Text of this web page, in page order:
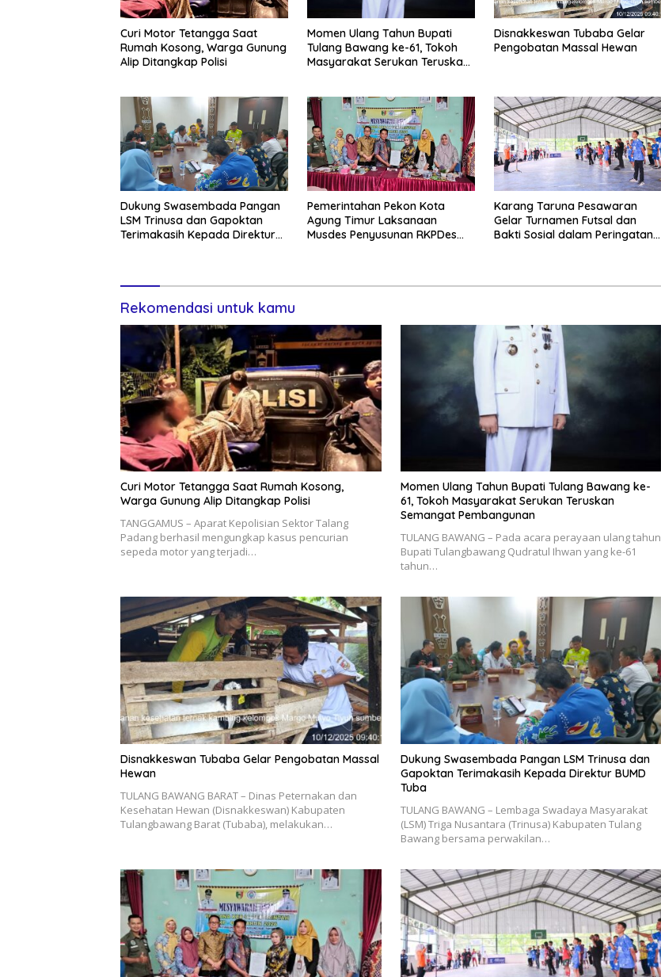
Curi Motor Tetangga Saat
Rumah Kosong, Warga Gunung
Alip Ditangkap Polisi
Momen Ulang Tahun Bupati
Tulang Bawang ke-61, Tokoh
Masyarakat Serukan Teruskan
Disnakkeswan Tubaba Gelar
Pengobatan Massal Hewan
Dukung Swasembada Pangan
LSM Trinusa dan Gapoktan
Terimakasih Kepada Direktur
Pemerintahan Pekon Kota
Agung Timur Laksanaan
Musdes Penyusunan RKPDes
Karang Taruna Pesawaran
Gelar Turnamen Futsal dan
Bakti Sosial dalam Peringatan
Rekomendasi untuk kamu
Curi Motor Tetangga Saat Rumah Kosong,
Warga Gunung Alip Ditangkap Polisi
TANGGAMUS – Aparat Kepolisian Sektor Talang
Padang berhasil mengungkap kasus pencurian
sepeda motor yang terjadi…
Momen Ulang Tahun Bupati Tulang Bawang ke-
61, Tokoh Masyarakat Serukan Teruskan
Semangat Pembangunan
TULANG BAWANG – Pada acara perayaan ulang tahun
Bupati Tulangbawang Qudratul Ihwan yang ke-61
tahun…
Disnakkeswan Tubaba Gelar Pengobatan Massal
Hewan
TULANG BAWANG BARAT – Dinas Peternakan dan
Kesehatan Hewan (Disnakkeswan) Kabupaten
Tulangbawang Barat (Tubaba), melakukan…
Dukung Swasembada Pangan LSM Trinusa dan
Gapoktan Terimakasih Kepada Direktur BUMD
Tuba
TULANG BAWANG – Lembaga Swadaya Masyarakat
(LSM) Triga Nusantara (Trinusa) Kabupaten Tulang
Bawang bersama perwakilan…